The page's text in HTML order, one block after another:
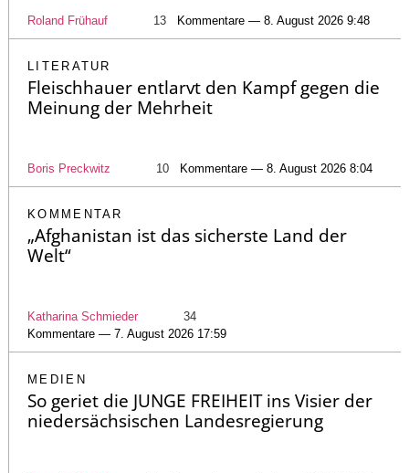
Roland Frühauf 13 Kommentare — 8. August 2026 9:48
LITERATUR
Fleischhauer entlarvt den Kampf gegen die
Meinung der Mehrheit
Boris Preckwitz 10 Kommentare — 8. August 2026 8:04
KOMMENTAR
„Afghanistan ist das sicherste Land der
Welt“
Katharina Schmieder
34
Kommentare — 7. August 2026 17:59
MEDIEN
So geriet die JUNGE FREIHEIT ins Visier der
niedersächsischen Landesregierung